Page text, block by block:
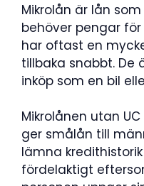
Mikrolån är lån
behöver pengar
har oftast en
tillbaka snabbt. De
inköp som en bil
Mikrolånen utan
ger smålån till
lämna
fördelaktigt